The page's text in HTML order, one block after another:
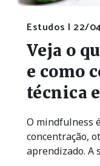
Estudos | 22/
Veja o
e como
técnica
O mindfulness
concentração,
aprendizado. A